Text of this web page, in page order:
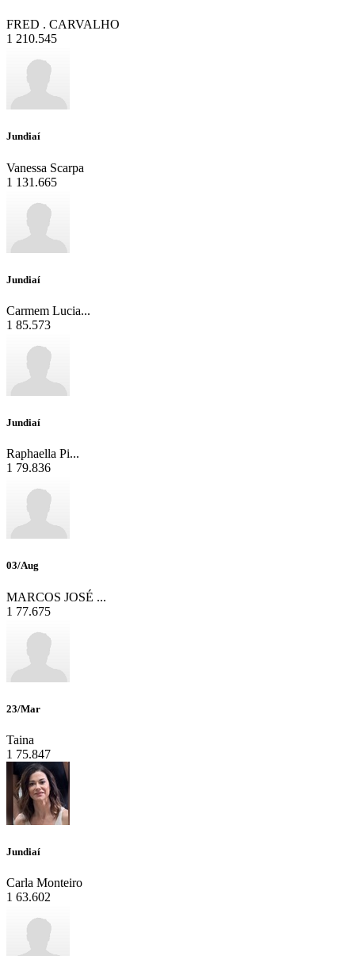
FRED . CARVALHO
1 210.545
Jundiaí
Vanessa Scarpa
1 131.665
Jundiaí
Carmem Lucia...
1 85.573
Jundiaí
Raphaella Pi...
1 79.836
03/Aug
MARCOS JOSÉ ...
1 77.675
23/Mar
Taina
1 75.847
Jundiaí
Carla Monteiro
1 63.602